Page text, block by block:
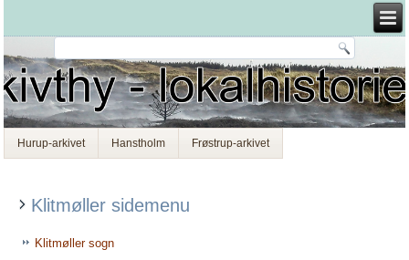
Hurup-arkivet Hanstholm Frøstrup-arkivet
Klitmøller sidemenu
Klitmøller sogn